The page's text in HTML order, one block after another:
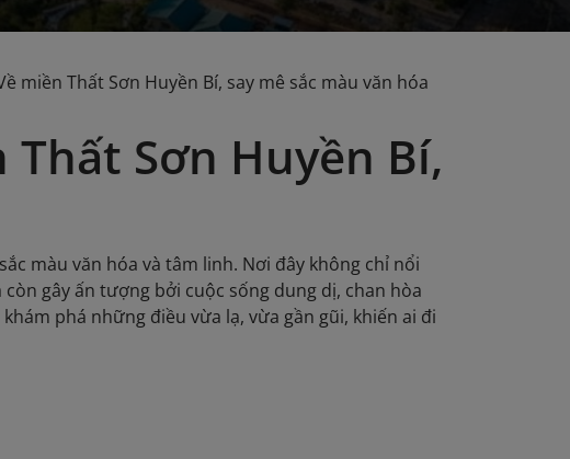
miền Thất Sơn Huyền Bí, say mê sắc màu văn hóa
Sơn Huyền Bí,
màu văn hóa và tâm linh. Nơi đây không chỉ nổi
gây ấn tượng bởi cuộc sống dung dị, chan hòa
phá những điều vừa lạ, vừa gần gũi, khiến ai đi